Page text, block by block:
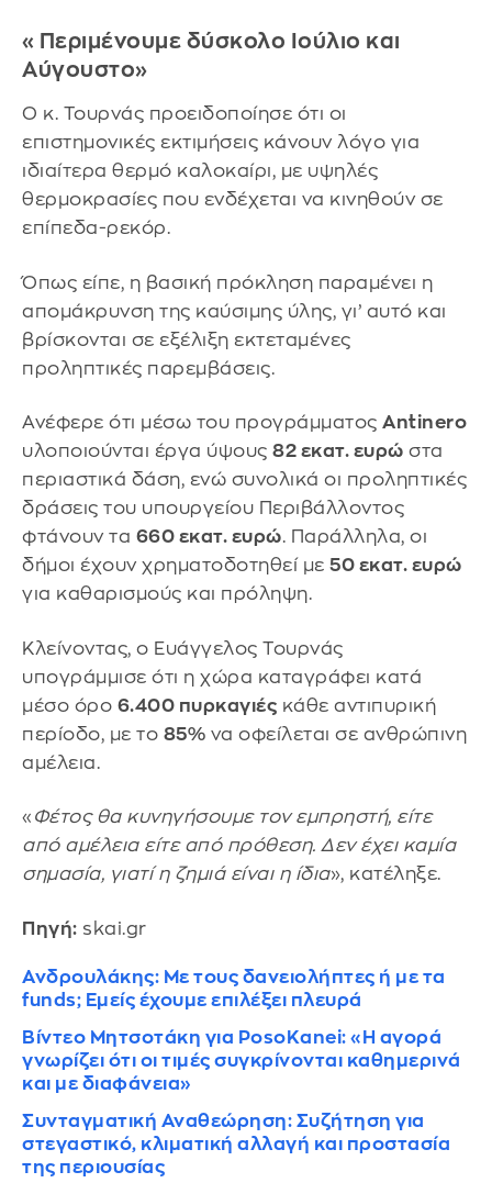
«Περιμένουμε δύσκολο Ιούλιο και
Αύγουστο»
Ο κ. Τουρνάς προειδοποίησε ότι οι
επιστημονικές εκτιμήσεις κάνουν λόγο για
ιδιαίτερα θερμό καλοκαίρι, με υψηλές
θερμοκρασίες που ενδέχεται να κινηθούν σε
επίπεδα-ρεκόρ.
Όπως είπε, η βασική πρόκληση παραμένει η
απομάκρυνση της καύσιμης ύλης, γι’ αυτό και
βρίσκονται σε εξέλιξη εκτεταμένες
προληπτικές παρεμβάσεις.
Ανέφερε ότι μέσω του προγράμματος Antinero
υλοποιούνται έργα ύψους 82 εκατ. ευρώ στα
περιαστικά δάση, ενώ συνολικά οι προληπτικές
δράσεις του υπουργείου Περιβάλλοντος
φτάνουν τα 660 εκατ. ευρώ. Παράλληλα, οι
δήμοι έχουν χρηματοδοτηθεί με 50 εκατ. ευρώ
για καθαρισμούς και πρόληψη.
Κλείνοντας, ο Ευάγγελος Τουρνάς
υπογράμμισε ότι η χώρα καταγράφει κατά
μέσο όρο 6.400 πυρκαγιές κάθε αντιπυρική
περίοδο, με το 85% να οφείλεται σε ανθρώπινη
αμέλεια.
« Φέτος θα κυνηγήσουμε τον εμπρηστή, είτε
από αμέλεια είτε από πρόθεση. Δεν έχει καμία
σημασία, γιατί η ζημιά είναι η ίδια», κατέληξε.
Πηγή: skai.gr
Ανδρουλάκης: Με τους δανειολήπτες ή με τα
funds; Εμείς έχουμε επιλέξει πλευρά
Βίντεο Μητσοτάκη για PosoKanei: «Η αγορά
γνωρίζει ότι οι τιμές συγκρίνονται καθημερινά
και με διαφάνεια»
Συνταγματική Αναθεώρηση: Συζήτηση για
στεγαστικό, κλιματική αλλαγή και προστασία
της περιουσίας